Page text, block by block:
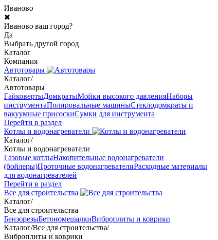
Иваново
✖
Иваново ваш город?
Да
Выбрать другой город
Каталог
Компания
Автотовары
Каталог/
Автотовары
ГайковертыДомкратыМойки высокого давленияНаборы
инструментаПолировальные машиныСтеклодомкраты и
вакуумные присоскиСумки для инструмента
Перейти в раздел
Котлы и водонагреватели
Каталог/
Котлы и водонагреватели
Газовые котлыНакопительные водонагреватели
(бойлеры)Проточные водонагревателиРасходные материалы
для водонагревателей
Перейти в раздел
Все для строительства
Каталог/
Все для строительства
БензорезыБетономешалкиВиброплиты и коврики
Каталог/Все для строительства/
Виброплиты и коврики